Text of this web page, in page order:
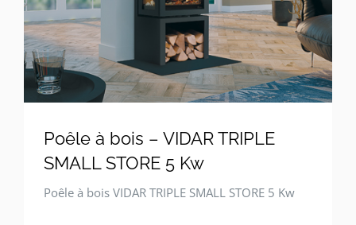
Poêle à bois – VIDAR TRIPLE
SMALL STORE 5 Kw
Poêle à bois VIDAR TRIPLE SMALL STORE 5 Kw